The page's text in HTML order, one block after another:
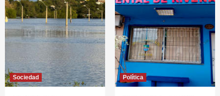
Sociedad Política